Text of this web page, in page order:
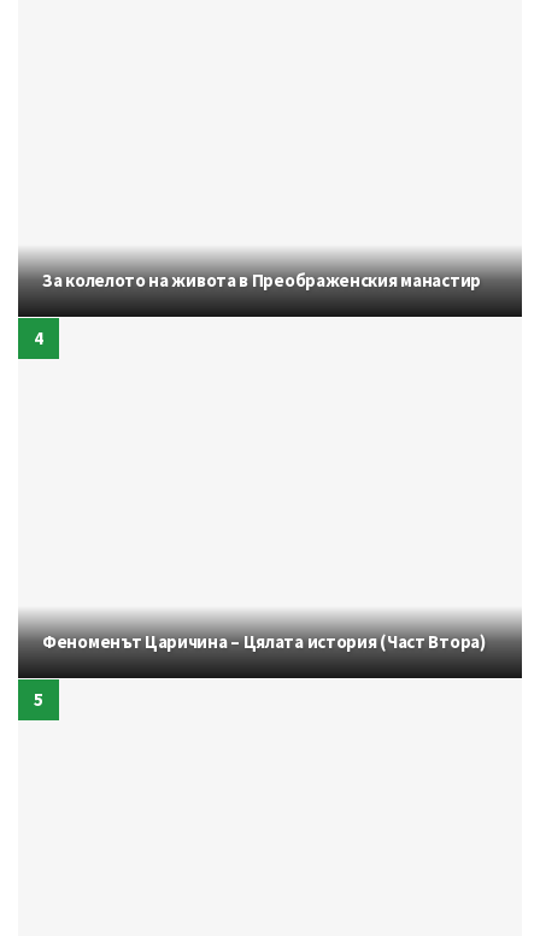
За колелото на живота в Преображенския манастир
Феноменът Царичина – Цялата история (Част Втора)